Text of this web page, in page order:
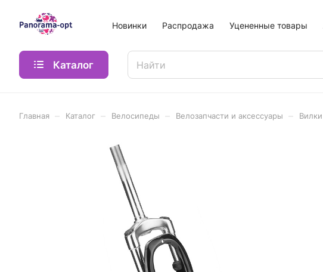
Новинки Распродажа Уцененные товары
Каталог
Главная Каталог Велосипеды Велозапчасти и аксессуары Вилки